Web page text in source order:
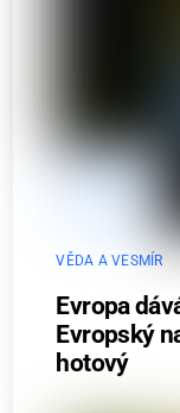
VĚDA A VESMÍR
Evropa
Evropský
hotový